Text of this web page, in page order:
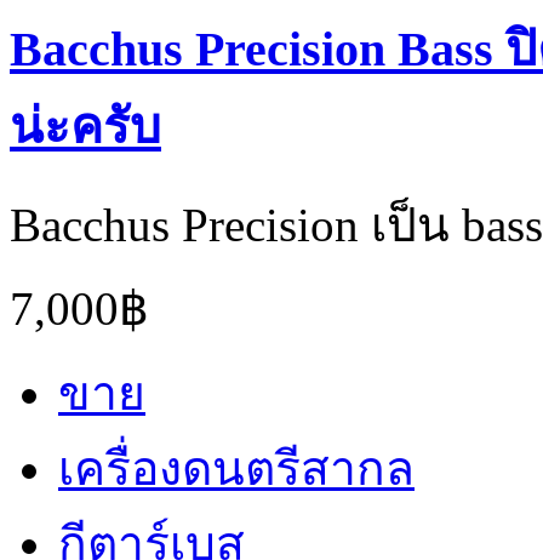
Bacchus Precision
น่ะครับ
Bacchus Precision เป็น
7,000฿
ขาย
เครื่องดนตรีสากล
กีตาร์เบส